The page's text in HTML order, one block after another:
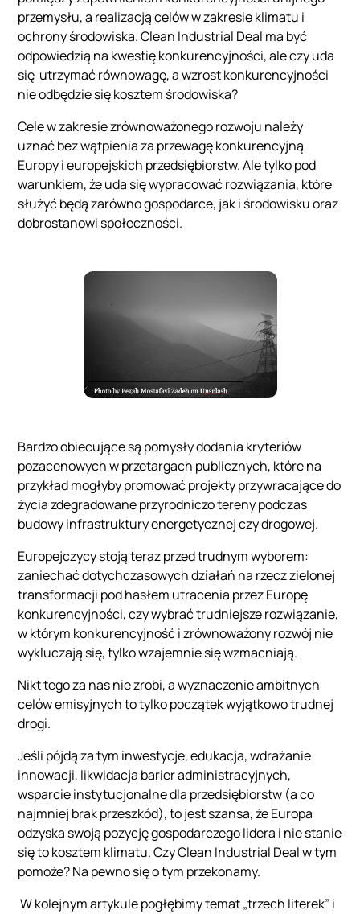
przemysłu, a realizacją celów w zakresie klimatu i
ochrony środowiska. Clean Industrial Deal ma być
odpowiedzią na kwestię konkurencyjności, ale czy uda
się utrzymać równowagę, a wzrost konkurencyjności
nie odbędzie się kosztem środowiska?
Cele w zakresie zrównoważonego rozwoju należy
uznać bez wątpienia za przewagę konkurencyjną
Europy i europejskich przedsiębiorstw. Ale tylko pod
warunkiem, że uda się wypracować rozwiązania, które
służyć będą zarówno gospodarce, jak i środowisku oraz
dobrostanowi społeczności.
Bardzo obiecujące są pomysły dodania kryteriów
pozacenowych w przetargach publicznych, które na
przykład mogłyby promować projekty przywracające do
życia zdegradowane przyrodniczo tereny podczas
budowy infrastruktury energetycznej czy drogowej.
Europejczycy stoją teraz przed trudnym wyborem:
zaniechać dotychczasowych działań na rzecz zielonej
transformacji pod hasłem utracenia przez Europę
konkurencyjności, czy wybrać trudniejsze rozwiązanie,
w którym konkurencyjność i zrównoważony rozwój nie
wykluczają się, tylko wzajemnie się wzmacniają.
Nikt tego za nas nie zrobi, a wyznaczenie ambitnych
celów emisyjnych to tylko początek wyjątkowo trudnej
drogi.
Jeśli pójdą za tym inwestycje, edukacja, wdrażanie
innowacji, likwidacja barier administracyjnych,
wsparcie instytucjonalne dla przedsiębiorstw (a co
najmniej brak przeszkód), to jest szansa, że Europa
odzyska swoją pozycję gospodarczego lidera i nie stanie
się to kosztem klimatu. Czy Clean Industrial Deal w tym
pomoże? Na pewno się o tym przekonamy.
W kolejnym artykule pogłębimy temat „trzech literek” i